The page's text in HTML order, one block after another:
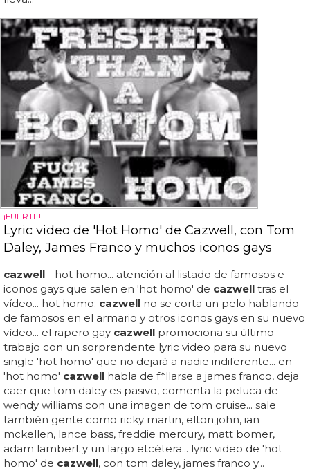
¡FUERTE!
Lyric video de 'Hot Homo' de Cazwell, con Tom
Daley, James Franco y muchos iconos gays
cazwell - hot homo... atención al listado de famosos e
iconos gays que salen en 'hot homo' de cazwell tras el
vídeo... hot homo: cazwell no se corta un pelo hablando
de famosos en el armario y otros iconos gays en su nuevo
vídeo... el rapero gay cazwell promociona su último
trabajo con un sorprendente lyric video para su nuevo
single 'hot homo' que no dejará a nadie indiferente... en
'hot homo' cazwell habla de f*llarse a james franco, deja
caer que tom daley es pasivo, comenta la peluca de
wendy williams con una imagen de tom cruise... sale
también gente como ricky martin, elton john, ian
mckellen, lance bass, freddie mercury, matt bomer,
adam lambert y un largo etcétera... lyric video de 'hot
homo' de cazwell, con tom daley, james franco y...